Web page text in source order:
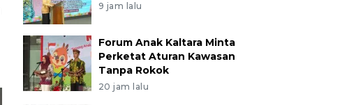
9 jam lalu
Forum Anak Kaltara Minta
Perketat Aturan Kawasan
Tanpa Rokok
20 jam lalu